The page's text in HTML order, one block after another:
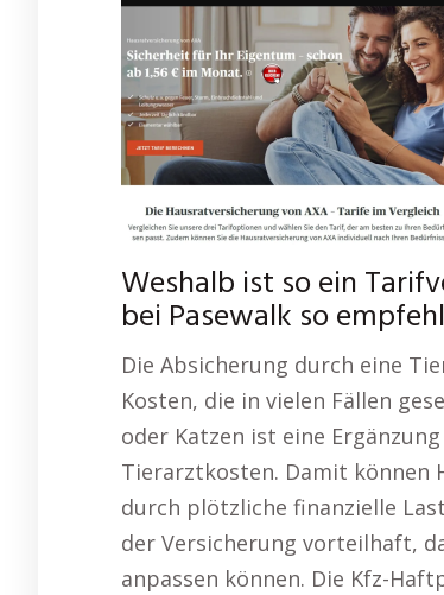
Weshalb ist so ein
bei Pasewalk so
Die Absicherung durch eine
Kosten, die in vielen Fällen
oder Katzen ist eine
Tierarztkosten. Damit können
durch plötzliche finanzielle
der Versicherung vorteilhaft,
anpassen können. Die Kfz-